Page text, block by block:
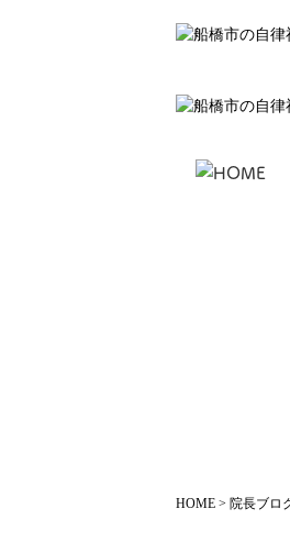
ブロ
HOME > 院長ブロ